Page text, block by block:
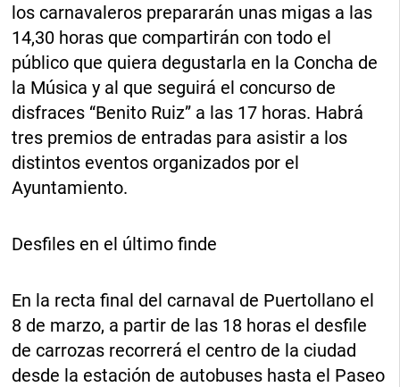
los carnavaleros prepararán unas migas a las
14,30 horas que compartirán con todo el
público que quiera degustarla en la Concha de
la Música y al que seguirá el concurso de
disfraces “Benito Ruiz” a las 17 horas. Habrá
tres premios de entradas para asistir a los
distintos eventos organizados por el
Ayuntamiento.
Desfiles en el último finde
En la recta final del carnaval de Puertollano el
8 de marzo, a partir de las 18 horas el desfile
de carrozas recorrerá el centro de la ciudad
desde la estación de autobuses hasta el Paseo